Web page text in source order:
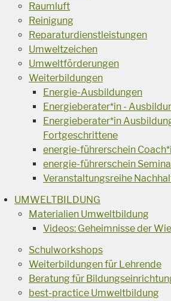
Raumluft
Reinigung
Reparaturdienstleistungen
Umweltzeichen
Umweltförderungen
Weiterbildungen
Energie-Ausbildungen
Energieberater*in -
Energieberater*in
Fortgeschrittene
energie-führerschein
energie-führerschein
Veranstaltungsreihe
UMWELTBILDUNG
Materialien Umweltbildung
Videos: Geheimnisse der
Schulworkshops
Weiterbildungen für Lehrende
Beratung für
best-practice Umweltbildung